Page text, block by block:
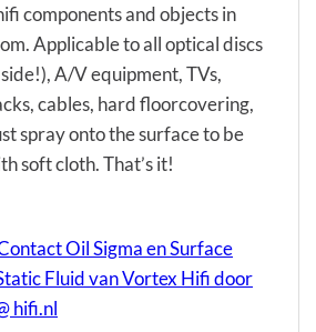
components and objects in
Applicable to all optical discs
A/V equipment, TVs,
cables, hard floorcovering,
spray onto the surface to be
soft cloth. That’s it!
Oil Sigma en Surface
Fluid van Vortex Hifi door
hifi.nl